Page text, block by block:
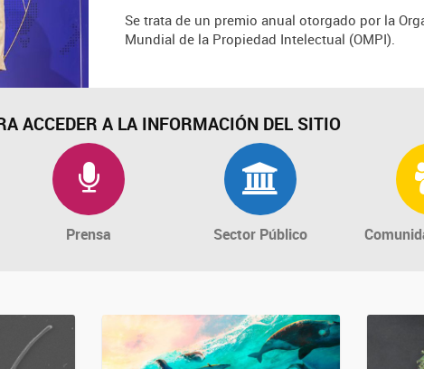
Se trata de un premio anual otorgado por la
Mundial de la Propiedad Intelectual (OMPI).
ACCEDER A LA INFORMACIÓN DEL SITIO
Prensa Sector Público